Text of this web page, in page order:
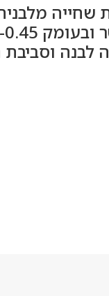
וסביבת